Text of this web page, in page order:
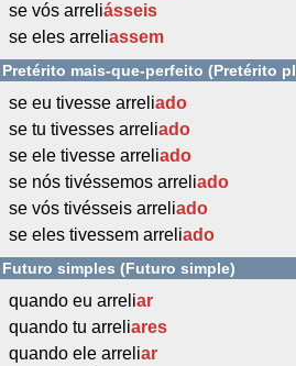
se vós arreliásseis
se eles arreliassem
Pretérito mais-que-perfeito (Pretérito
se eu tivesse arreliado
se tu tivesses arreliado
se ele tivesse arreliado
se nós tivéssemos arreliado
se vós tivésseis arreliado
se eles tivessem arreliado
Futuro simples (Futuro simple)
quando eu arreliar
quando tu arreliares
quando ele arreliar